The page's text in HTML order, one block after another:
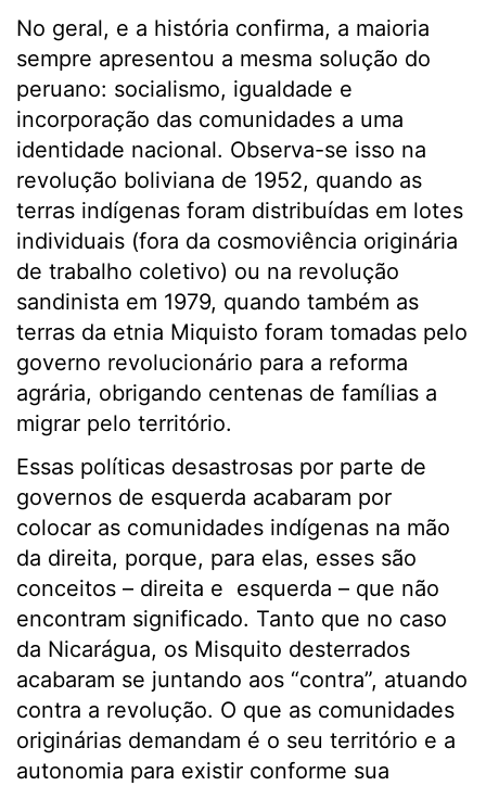
No geral, e a história confirma, a maioria
sempre apresentou a mesma solução do
peruano: socialismo, igualdade e
incorporação das comunidades a uma
identidade nacional. Observa-se isso na
revolução boliviana de 1952, quando as
terras indígenas foram distribuídas em lotes
individuais (fora da cosmoviência originária
de trabalho coletivo) ou na revolução
sandinista em 1979, quando também as
terras da etnia Miquisto foram tomadas pelo
governo revolucionário para a reforma
agrária, obrigando centenas de famílias a
migrar pelo território.
Essas políticas desastrosas por parte de
governos de esquerda acabaram por
colocar as comunidades indígenas na mão
da direita, porque, para elas, esses são
conceitos – direita e esquerda – que não
encontram significado. Tanto que no caso
da Nicarágua, os Misquito desterrados
acabaram se juntando aos “contra”, atuando
contra a revolução. O que as comunidades
originárias demandam é o seu território e a
autonomia para existir conforme sua